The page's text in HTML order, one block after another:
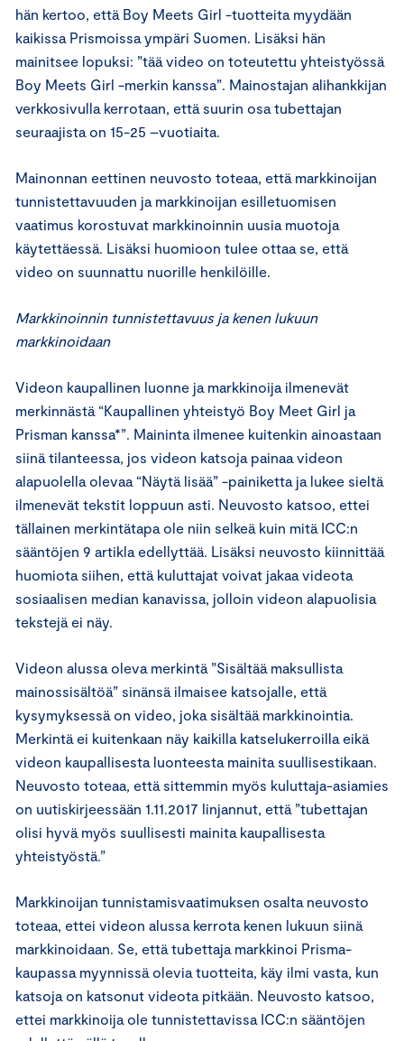
hän kertoo, että Boy Meets Girl -tuotteita myydään
kaikissa Prismoissa ympäri Suomen. Lisäksi hän
mainitsee lopuksi: ”tää video on toteutettu yhteistyössä
Boy Meets Girl -merkin kanssa”. Mainostajan alihankkijan
verkkosivulla kerrotaan, että suurin osa tubettajan
seuraajista on 15-25 –vuotiaita.
Mainonnan eettinen neuvosto toteaa, että markkinoijan
tunnistettavuuden ja markkinoijan esilletuomisen
vaatimus korostuvat markkinoinnin uusia muotoja
käytettäessä. Lisäksi huomioon tulee ottaa se, että
video on suunnattu nuorille henkilöille.
Markkinoinnin tunnistettavuus ja kenen lukuun
markkinoidaan
Videon kaupallinen luonne ja markkinoija ilmenevät
merkinnästä “Kaupallinen yhteistyö Boy Meet Girl ja
Prisman kanssa*”. Maininta ilmenee kuitenkin ainoastaan
siinä tilanteessa, jos videon katsoja painaa videon
alapuolella olevaa “Näytä lisää” -painiketta ja lukee sieltä
ilmenevät tekstit loppuun asti. Neuvosto katsoo, ettei
tällainen merkintätapa ole niin selkeä kuin mitä ICC:n
sääntöjen 9 artikla edellyttää. Lisäksi neuvosto kiinnittää
huomiota siihen, että kuluttajat voivat jakaa videota
sosiaalisen median kanavissa, jolloin videon alapuolisia
tekstejä ei näy.
Videon alussa oleva merkintä ”Sisältää maksullista
mainossisältöä” sinänsä ilmaisee katsojalle, että
kysymyksessä on video, joka sisältää markkinointia.
Merkintä ei kuitenkaan näy kaikilla katselukerroilla eikä
videon kaupallisesta luonteesta mainita suullisestikaan.
Neuvosto toteaa, että sittemmin myös kuluttaja-asiamies
on uutiskirjeessään 1.11.2017 linjannut, että ”tubettajan
olisi hyvä myös suullisesti mainita kaupallisesta
yhteistyöstä.”
Markkinoijan tunnistamisvaatimuksen osalta neuvosto
toteaa, ettei videon alussa kerrota kenen lukuun siinä
markkinoidaan. Se, että tubettaja markkinoi Prisma-
kaupassa myynnissä olevia tuotteita, käy ilmi vasta, kun
katsoja on katsonut videota pitkään. Neuvosto katsoo,
ettei markkinoija ole tunnistettavissa ICC:n sääntöjen